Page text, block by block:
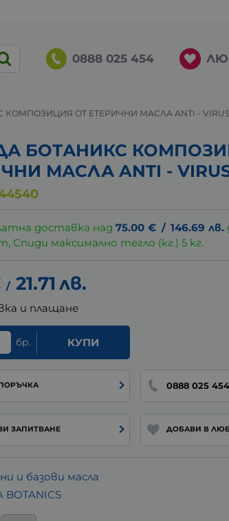
0888 025 454
ОТ ЕТЕРИЧНИ МАСЛА ANTI - VIRUS
БОТАНИКС
МАСЛА ANTI -
доставка над75.00 € / 146.69 лв.
Спиди максимално тегло (кг.) 5 кг.
/ 21.71 лв.
и плащане
бр. КУПИ
0888 025 454
ЗАПИТВАНЕ ДОБАВИ В
и базови масла
BOTANICS